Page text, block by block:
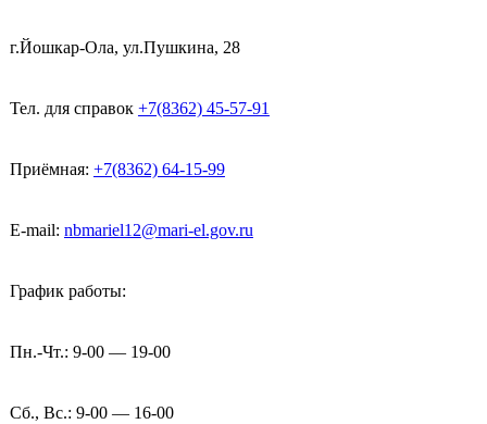
г.Йошкар-Ола, ул.Пушкина, 28
Тел. для справок +7(8362) 45-57-91
Приёмная: +7(8362) 64-15-99
E-mail: nbmariel12@mari-el.gov.ru
График работы:
Пн.-Чт.: 9-00 — 19-00
Сб., Вс.: 9-00 — 16-00